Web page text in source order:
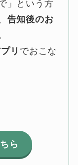
」という方
告知後のお
リ でおこな
ら